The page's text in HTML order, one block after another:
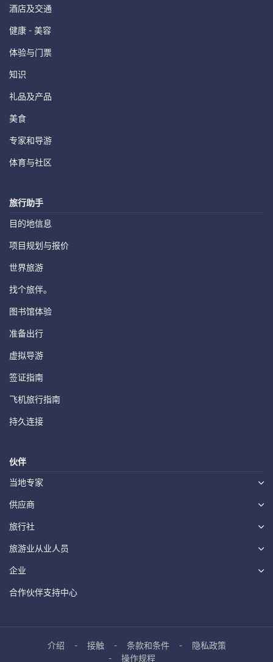
酒店及交通
健康 - 美容
体验与门票
知识
礼品及产品
美食
专家和导游
体育与社区
旅行助手
目的地信息
项目规划与报价
世界旅游
找个旅伴。
图书馆体验
准备出行
虚拟导游
签证指南
飞机旅行指南
持久连接
伙伴
当地专家
供应商
旅行社
旅游业从业人员
企业
合作伙伴支持中心
介绍 接触 条款和条件
隐私政策
操作规程